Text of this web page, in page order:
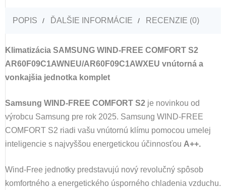
POPIS ĎALŠIE INFORMÁCIE RECENZIE (0)
Klimatizácia SAMSUNG WIND-FREE COMFORT S2
AR60F09C1AWNEU/AR60F09C1AWXEU vnútorná a
vonkajšia jednotka komplet
Samsung WIND-FREE COMFORT S2 je novinkou od
výrobcu Samsung pre rok 2025. Samsung WIND-FREE
COMFORT S2 riadi vašu vnútornú klímu pomocou umelej
inteligencie s najvyššou energetickou účinnosťou A++.
Wind-Free jednotky predstavujú nový revolučný spôsob
komfortného a energetického úsporného chladenia vzduchu.